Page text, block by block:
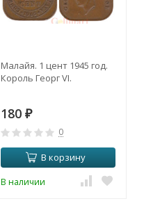
Малайя. 1 цент 1945 год.
Король Георг VI.
180 ₽
0
В корзину
В наличии